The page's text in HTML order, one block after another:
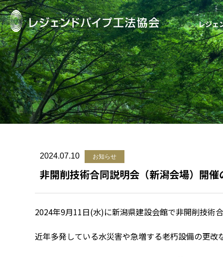
レジェ
レジェンドパイ
2024.07.10 お知らせ
非開削技術合同説明会（新潟会場）開催
2024年9月11日(水)に新潟県建設会館で非開削技術
近年多発している水災害や急増する老朽設備の更改